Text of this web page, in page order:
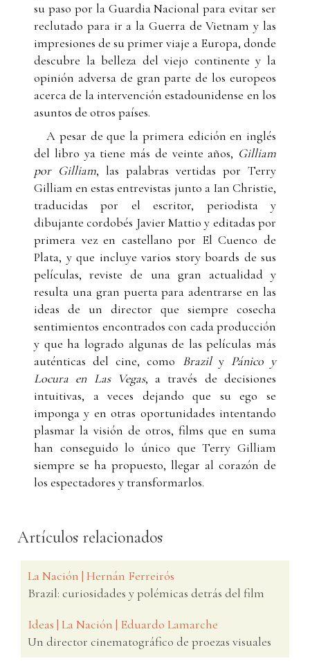
su paso por la Guardia Nacional para evitar ser
reclutado para ir a la Guerra de Vietnam y las
impresiones de su primer viaje a Europa, donde
descubre la belleza del viejo continente y la
opinión adversa de gran parte de los europeos
acerca de la intervención estadounidense en los
asuntos de otros países.
A pesar de que la primera edición en inglés
del libro ya tiene más de veinte años, Gilliam
por Gilliam, las palabras vertidas por Terry
Gilliam en estas entrevistas junto a Ian Christie,
traducidas por el escritor, periodista y
dibujante cordobés Javier Mattio y editadas por
primera vez en castellano por El Cuenco de
Plata, y que incluye varios story boards de sus
películas, reviste de una gran actualidad y
resulta una gran puerta para adentrarse en las
ideas de un director que siempre cosecha
sentimientos encontrados con cada producción
y que ha logrado algunas de las películas más
auténticas del cine, como Brazil y Pánico y
Locura en Las Vegas, a través de decisiones
intuitivas, a veces dejando que su ego se
imponga y en otras oportunidades intentando
plasmar la visión de otros, films que en suma
han conseguido lo único que Terry Gilliam
siempre se ha propuesto, llegar al corazón de
los espectadores y transformarlos.
Artículos relacionados
La Nación | Hernán Ferreirós
Brazil: curiosidades y polémicas detrás del film
Ideas | La Nación | Eduardo Lamarche
Un director cinematográfico de proezas visuales